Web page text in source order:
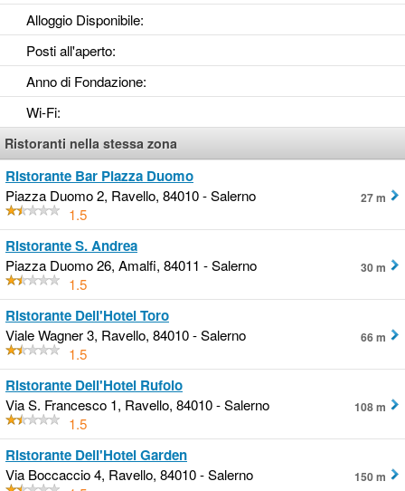
Alloggio Disponibile:
Posti all'aperto:
Anno di Fondazione:
Wi-Fi:
Ristoranti nella stessa zona
Ristorante Bar Piazza Duomo
Piazza Duomo 2, Ravello, 84010 - Salerno
1.5
27 m
Ristorante S. Andrea
Piazza Duomo 26, Amalfi, 84011 - Salerno
1.5
30 m
Ristorante Dell'Hotel Toro
Viale Wagner 3, Ravello, 84010 - Salerno
1.5
66 m
Ristorante Dell'Hotel Rufolo
Via S. Francesco 1, Ravello, 84010 - Salerno
1.5
108 m
Ristorante Dell'Hotel Garden
Via Boccaccio 4, Ravello, 84010 - Salerno
150 m